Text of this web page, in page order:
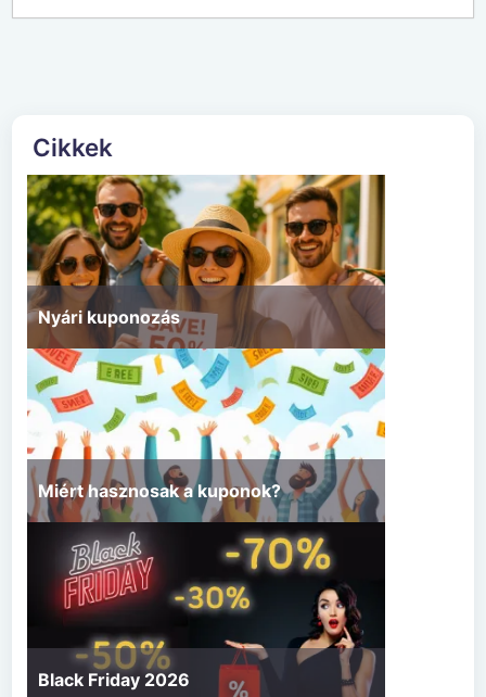
Cikkek
Nyári kuponozás
Miért hasznosak a kuponok?
Black Friday 2026